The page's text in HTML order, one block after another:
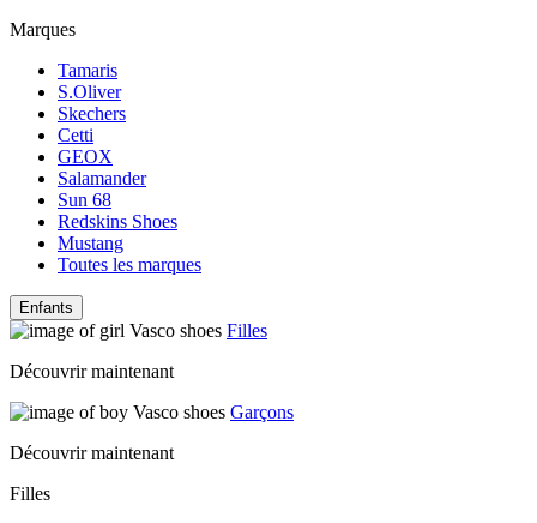
Marques
Tamaris
S.Oliver
Skechers
Cetti
GEOX
Salamander
Sun 68
Redskins Shoes
Mustang
Toutes les marques
Enfants
Filles
Découvrir maintenant
Garçons
Découvrir maintenant
Filles